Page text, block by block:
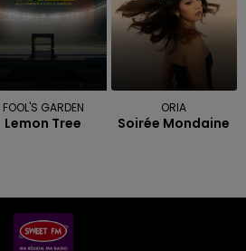
FOOL'S GARDEN
Lemon Tree
ORIA
Soirée Mondaine